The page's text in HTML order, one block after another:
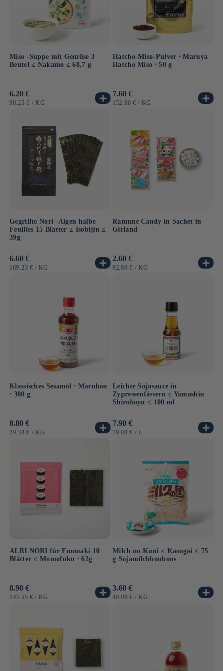
Miso -Suppe mit Gemüse 3
Beutel ≤ Nakamo ≤ 68,7 g
Normaler
Preis
6.20 €
GRUNDPREIS
90.25 € / PRO
KG
Hatcho-Miso-Pulver ⋅ Maruya
Hatcho Miso ⋅ 50 g
Normaler
Preis
7.60 €
GRUNDPREIS
152.00 € / PRO
KG
Gegrillte Nori -Algen halbe
Feuilles 15 Blätter ≤ Isobijin ≤
39g
Normaler
Preis
6.60 €
GRUNDPREIS
169.23 € / PRO
KG
Ramune Candy in Sachet in
Girland
Normaler
Preis
2.60 €
GRUNDPREIS
92.86 € / PRO
KG
Klassisches Sesamöl ⋅ Maruhon
⋅ 300 g
Normaler
Preis
8.80 €
GRUNDPREIS
29.33 € / PRO
KG
Leichte Sojasauce in
Zypressenfässern ≤ Yamashin
Shirohoyu ≤ 100 ml
Normaler
Preis
7.90 €
GRUNDPREIS
79.00 € / PRO
L
ALRI NORI für Fuomaki 10
Blätter ≤ Momofuku ⋅ 62g
Normaler
Preis
8.90 €
GRUNDPREIS
143.55 € / PRO
KG
Milch no Kuni ≤ Kasugai ≤ 75
g Sojamilchbonbons
Normaler
Preis
3.60 €
GRUNDPREIS
48.00 € / PRO
KG